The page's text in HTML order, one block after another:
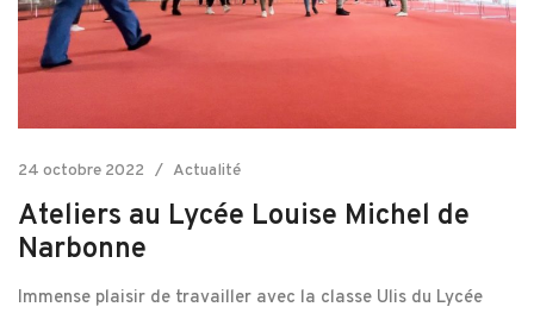
24 octobre 2022 Actualité
Ateliers au Lycée Louise Michel de
Narbonne
Immense plaisir de travailler avec la classe Ulis du Lycée